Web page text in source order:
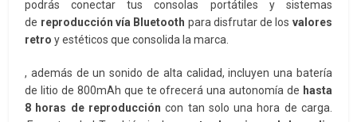
podrás conectar tus consolas portátiles y sistemas
de reproducción vía Bluetooth para disfrutar de los valores
retro y estéticos que consolida la marca.
, además de un sonido de alta calidad, incluyen una batería
de litio de 800mAh que te ofrecerá una autonomía de hasta
8 horas de reproducción con tan solo una hora de carga.